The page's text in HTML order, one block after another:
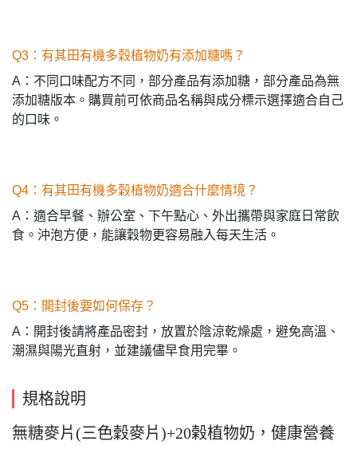
Q3：有其田有機多穀植物奶有添加糖嗎？
A：不同口味配方不同，部分產品有添加糖，部分產品為無
添加糖版本。購買前可依商品名稱與成分標示選擇適合自己
的口味。
Q4：有其田有機多穀植物奶適合什麼情境？
A：適合早餐、辦公室、下午點心、外出攜帶與家庭日常飲
食。沖泡方便，能讓穀物更容易融入每天生活。
Q5：開封後要如何保存？
A：開封後請將產品密封，放置於陰涼乾燥處，避免高溫、
潮濕與陽光直射，並建議儘早食用完畢。
規格說明
無糖麥片(三色穀麥片)+20榖植物奶，健康營養